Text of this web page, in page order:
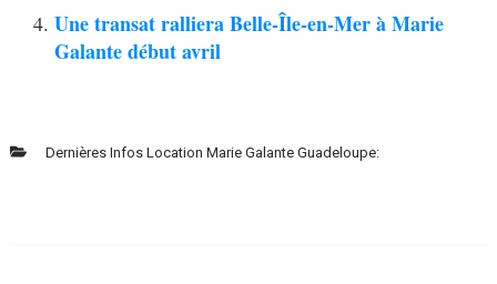
Une transat ralliera Belle-Île-en-Mer à Marie
Galante début avril
Dernières Infos Location Marie Galante Guadeloupe: